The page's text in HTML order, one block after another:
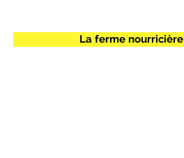
La ferme nourricière